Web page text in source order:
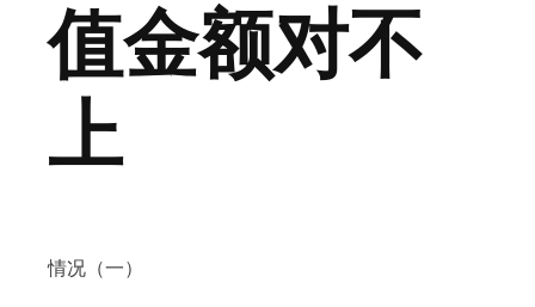
值金额对不
上
情况（一）